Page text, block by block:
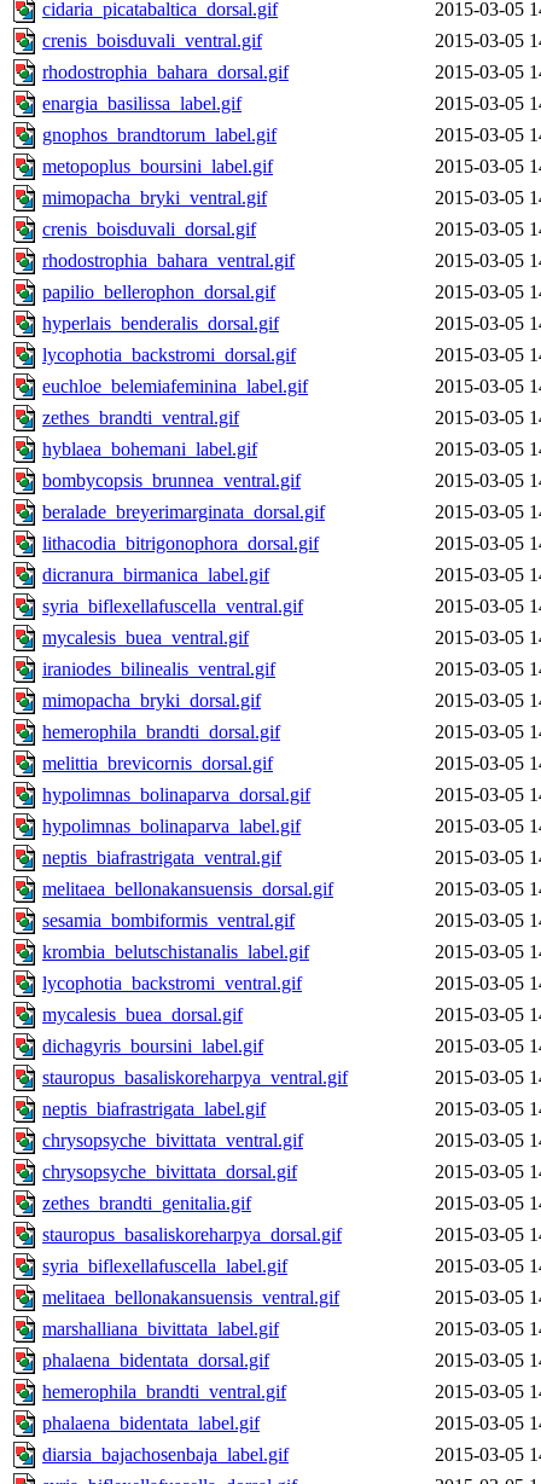
cidaria_picatabaltica_dorsal.gif
2015-03-05
crenis_boisduvali_ventral.gif
2015-03-05
rhodostrophia_bahara_dorsal.gif
2015-03-05
enargia_basilissa_label.gif
2015-03-05
gnophos_brandtorum_label.gif
2015-03-05
metopoplus_boursini_label.gif
2015-03-05
mimopacha_bryki_ventral.gif
2015-03-05
crenis_boisduvali_dorsal.gif
2015-03-05
rhodostrophia_bahara_ventral.gif
2015-03-05
papilio_bellerophon_dorsal.gif
2015-03-05
hyperlais_benderalis_dorsal.gif
2015-03-05
lycophotia_backstromi_dorsal.gif
2015-03-05
euchloe_belemiafeminina_label.gif
2015-03-05
zethes_brandti_ventral.gif
2015-03-05
hyblaea_bohemani_label.gif
2015-03-05
bombycopsis_brunnea_ventral.gif
2015-03-05
beralade_breyerimarginata_dorsal.gif
2015-03-05
lithacodia_bitrigonophora_dorsal.gif
2015-03-05
dicranura_birmanica_label.gif
2015-03-05
syria_biflexellafuscella_ventral.gif
2015-03-05
mycalesis_buea_ventral.gif
2015-03-05
iraniodes_bilinealis_ventral.gif
2015-03-05
mimopacha_bryki_dorsal.gif
2015-03-05
hemerophila_brandti_dorsal.gif
2015-03-05
melittia_brevicornis_dorsal.gif
2015-03-05
hypolimnas_bolinaparva_dorsal.gif
2015-03-05
hypolimnas_bolinaparva_label.gif
2015-03-05
neptis_biafrastrigata_ventral.gif
2015-03-05
melitaea_bellonakansuensis_dorsal.gif
2015-03-05
sesamia_bombiformis_ventral.gif
2015-03-05
krombia_belutschistanalis_label.gif
2015-03-05
lycophotia_backstromi_ventral.gif
2015-03-05
mycalesis_buea_dorsal.gif
2015-03-05
dichagyris_boursini_label.gif
2015-03-05
stauropus_basaliskoreharpya_ventral.gif
2015-03-05
neptis_biafrastrigata_label.gif
2015-03-05
chrysopsyche_bivittata_ventral.gif
2015-03-05
chrysopsyche_bivittata_dorsal.gif
2015-03-05
zethes_brandti_genitalia.gif
2015-03-05
stauropus_basaliskoreharpya_dorsal.gif
2015-03-05
syria_biflexellafuscella_label.gif
2015-03-05
melitaea_bellonakansuensis_ventral.gif
2015-03-05
marshalliana_bivittata_label.gif
2015-03-05
phalaena_bidentata_dorsal.gif
2015-03-05
hemerophila_brandti_ventral.gif
2015-03-05
phalaena_bidentata_label.gif
2015-03-05
diarsia_bajachosenbaja_label.gif
2015-03-05